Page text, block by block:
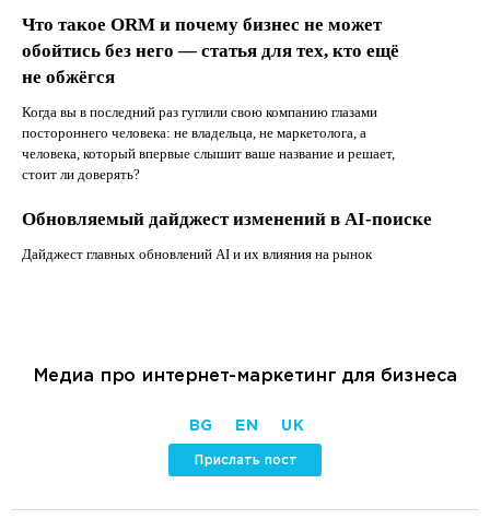
Что такое ORM и почему бизнес не может
обойтись без него — статья для тех, кто ещё
не обжёгся
Когда вы в последний раз гуглили свою компанию глазами
постороннего человека: не владельца, не маркетолога, а
человека, который впервые слышит ваше название и решает,
стоит ли доверять?
Обновляемый дайджест изменений в AI-поиске
Дайджест главных обновлений AI и их влияния на рынок
Медиа про интернет-маркетинг для бизнеса
BG EN UK
Прислать пост